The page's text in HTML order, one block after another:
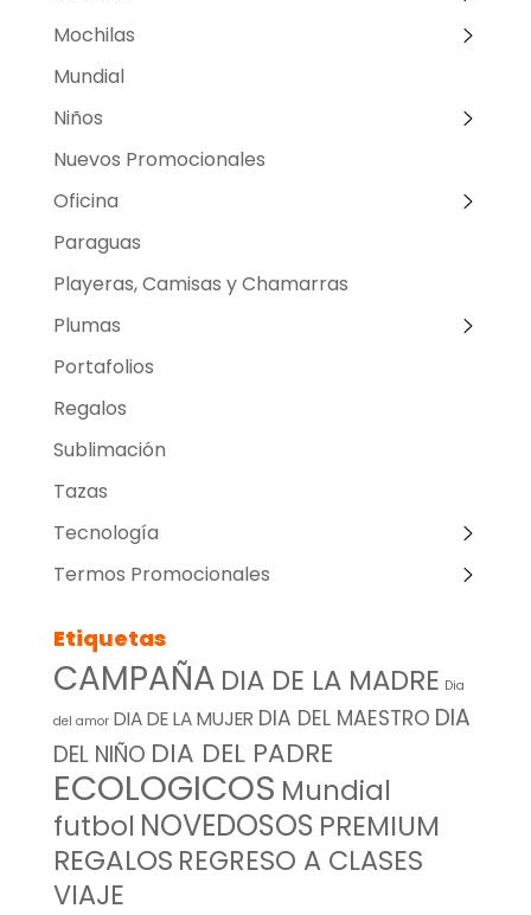
Mochilas
Mundial
Niños
Nuevos Promocionales
Oficina
Paraguas
Playeras, Camisas y Chamarras
Plumas
Portafolios
Regalos
Sublimación
Tazas
Tecnología
Termos Promocionales
Etiquetas
CAMPAÑA DIA DE LA MADRE Dia
del amor DIA DE LA MUJER DIA DEL MAESTRO DIA
DEL NIÑO DIA DEL PADRE
ECOLOGICOS Mundial
futbol NOVEDOSOS PREMIUM
REGALOS REGRESO A CLASES
VIAJE